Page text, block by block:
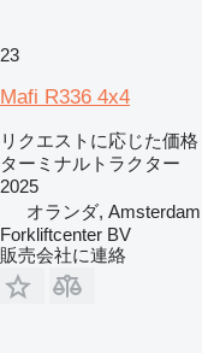
23
Mafi R336 4x4
リクエストに応じた価格
ターミナルトラクター
2025
オランダ, Amsterdam
Forkliftcenter BV
販売会社に連絡